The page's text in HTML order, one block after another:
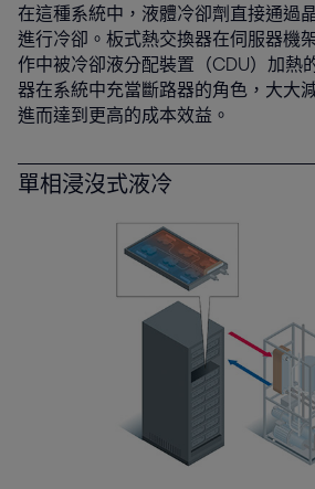
在這種系統中，液體冷卻劑直接通過
進行冷卻。板式熱交換器在伺服器機
作中被冷卻液分配裝置（CDU）加熱
器在系統中充當斷路器的角色，大大
進而達到更高的成本效益。
單相浸沒式液冷